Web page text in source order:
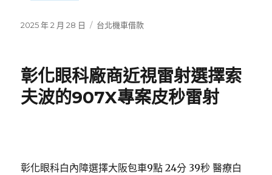
發
2025 年 2 月 28 日
分
台北機車借款
彰化眼科廠商近視雷射選擇索
夫波的907X專案皮秒雷射
彰化眼科白內障選擇大阪包車9點 24分 39秒 醫療白